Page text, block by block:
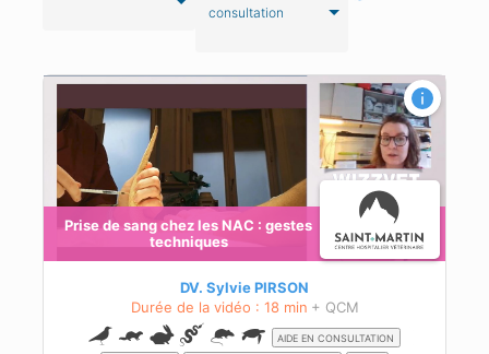
consultation
Prise de sang chez les NAC : gestes
techniques
DV. Sylvie PIRSON
Durée de la vidéo : 18 min + QCM
AIDE EN CONSULTATION